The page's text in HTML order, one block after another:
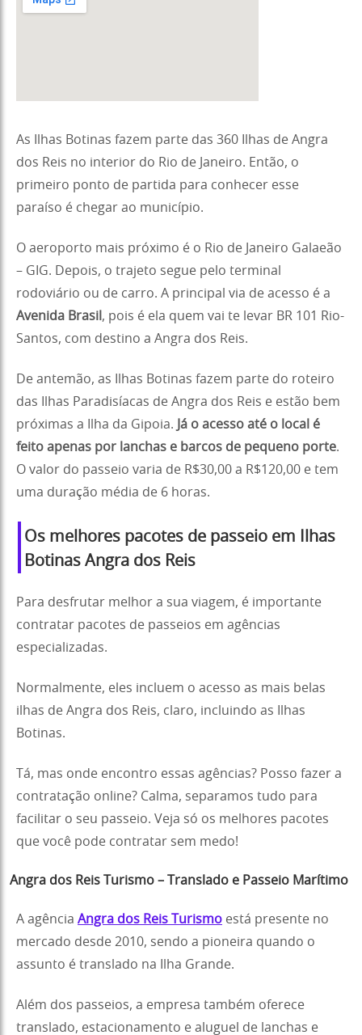
As Ilhas Botinas fazem parte das 360 Ilhas de Angra
dos Reis no interior do Rio de Janeiro. Então, o
primeiro ponto de partida para conhecer esse
paraíso é chegar ao município.
O aeroporto mais próximo é o Rio de Janeiro Galaeão
– GIG. Depois, o trajeto segue pelo terminal
rodoviário ou de carro. A principal via de acesso é a
Avenida Brasil , pois é ela quem vai te levar BR 101 Rio-
Santos, com destino a Angra dos Reis.
De antemão, as Ilhas Botinas fazem parte do roteiro
das Ilhas Paradisíacas de Angra dos Reis e estão bem
próximas a Ilha da Gipoia. Já o acesso até o local é
feito apenas por lanchas e barcos de pequeno porte.
O valor do passeio varia de R$30,00 a R$120,00 e tem
uma duração média de 6 horas.
Os melhores pacotes de passeio em Ilhas
Botinas Angra dos Reis
Para desfrutar melhor a sua viagem, é importante
contratar pacotes de passeios em agências
especializadas.
Normalmente, eles incluem o acesso as mais belas
ilhas de Angra dos Reis, claro, incluindo as Ilhas
Botinas.
Tá, mas onde encontro essas agências? Posso fazer a
contratação online? Calma, separamos tudo para
facilitar o seu passeio. Veja só os melhores pacotes
que você pode contratar sem medo!
Angra dos Reis Turismo – Translado e Passeio Marítimo
A agência Angra dos Reis Turismo está presente no
mercado desde 2010, sendo a pioneira quando o
assunto é translado na Ilha Grande.
Além dos passeios, a empresa também oferece
translado, estacionamento e aluguel de lanchas e